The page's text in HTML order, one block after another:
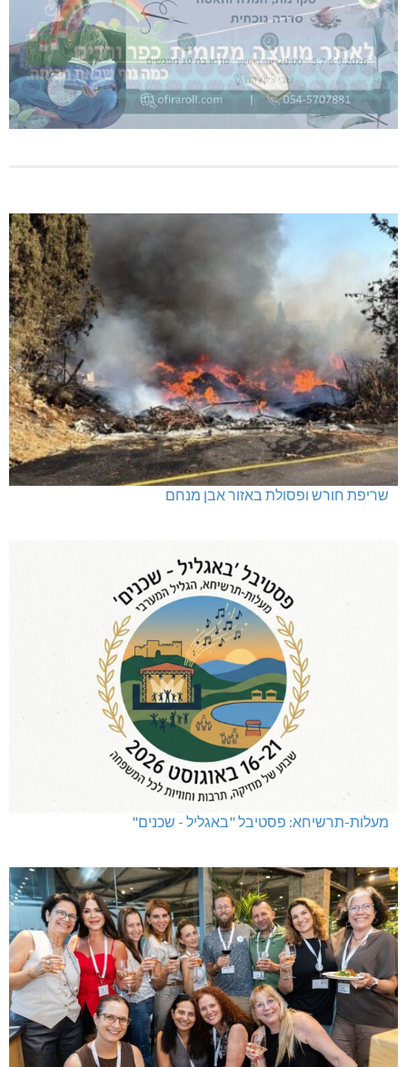
שריפת חורש ופסולת באזור אבן מנחם
מעלות-תרשיחא: פסטיבל "באגליל - שכנים"